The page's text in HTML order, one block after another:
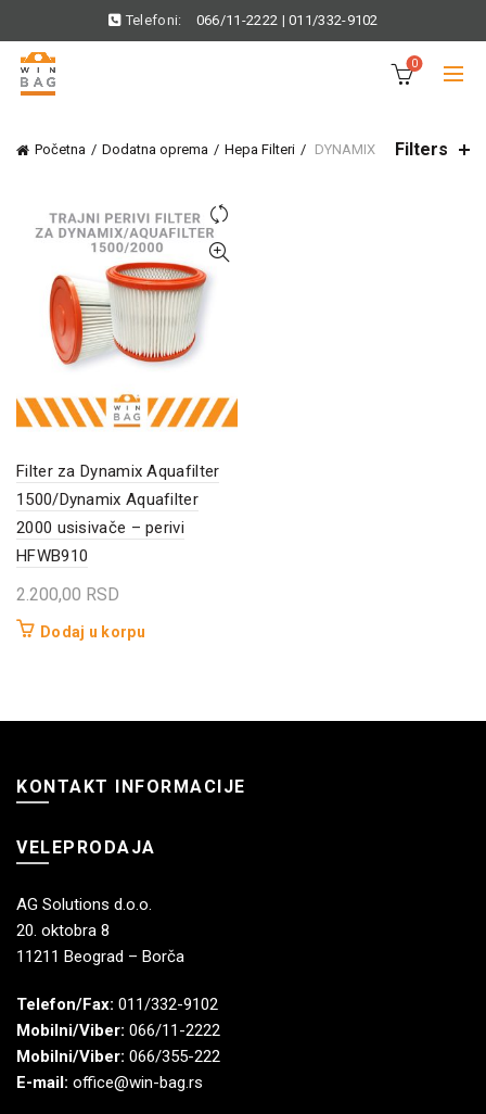
Telefoni: 066/11-2222 |011/332-9102
0
Početna Dodatna oprema Hepa Filteri DYNAMIX Filters
Filter za Dynamix Aquafilter
1500/Dynamix Aquafilter
2000 usisivače – perivi
HFWB910
2.200,00 RSD
Dodaj u korpu
KONTAKT INFORMACIJE
VELEPRODAJA
AG Solutions d.o.o.
20. oktobra 8
11211 Beograd – Borča
Telefon/Fax: 011/332-9102
Mobilni/Viber: 066/11-2222
Mobilni/Viber: 066/355-222
E-mail: office@win-bag.rs